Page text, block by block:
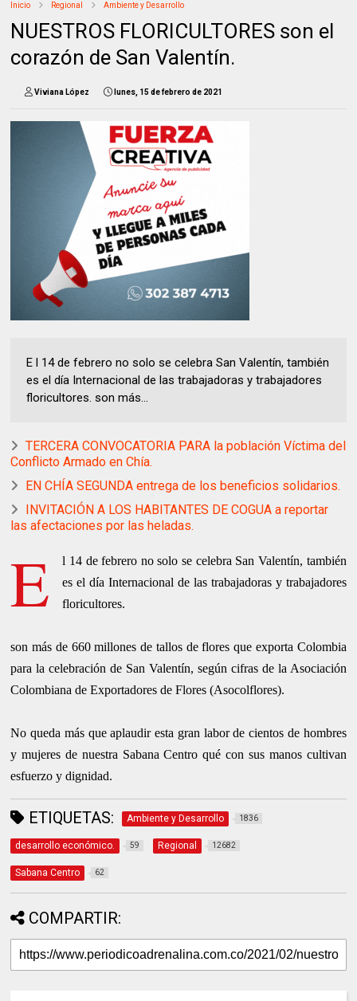
Inicio Regional Ambiente y Desarrollo
NUESTROS FLORICULTORES son el
corazón de San Valentín.
Viviana López lunes, 15 de febrero de 2021
E l 14 de febrero no solo se celebra San Valentín, también
es el día Internacional de las trabajadoras y trabajadores
floricultores. son más...
TERCERA CONVOCATORIA PARA la población Víctima del
Conflicto Armado en Chía.
EN CHÍA SEGUNDA entrega de los beneficios solidarios.
INVITACIÓN A LOS HABITANTES DE COGUA a reportar
las afectaciones por las heladas.
E
l 14 de febrero no solo se celebra San Valentín, también
es el día Internacional de las trabajadoras y trabajadores
floricultores.
son más de 660 millones de tallos de flores que exporta Colombia
para la celebración de San Valentín, según cifras de la Asociación
Colombiana de Exportadores de Flores (Asocolflores).
No queda más que aplaudir esta gran labor de cientos de hombres
y mujeres de nuestra Sabana Centro qué con sus manos cultivan
esfuerzo y dignidad.
ETIQUETAS: Ambiente y Desarrollo 1836
desarrollo económico. 59 Regional 12682
Sabana Centro 62
COMPARTIR: